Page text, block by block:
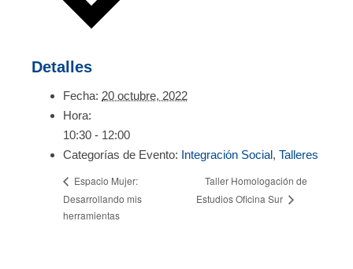
Detalles
Fecha: 20 octubre, 2022
Hora:
10:30 - 12:00
Categorías de Evento: Integración Social, Talleres
Espacio Mujer:
Desarrollando mis
herramientas
Taller Homologación de
Estudios Oficina Sur